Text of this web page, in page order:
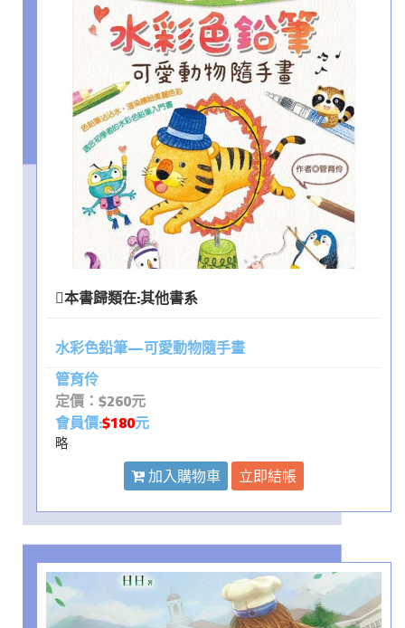
本書歸類在:其他書系
水彩色鉛筆—可愛動物隨手畫
管育伶
定價：$260元
會員價:$180元
略
加入購物車 立即結帳